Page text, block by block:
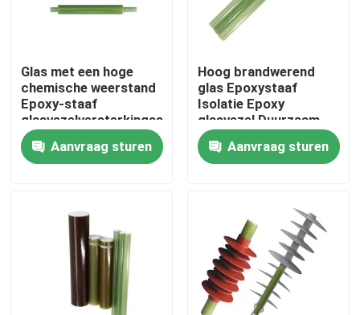
Kwaliteitscontrole
Neem contact met ons op
Vraag een offerte
Spoorinsulator
Glas met een hoge
chemische weerstand
Epoxy-staaf
glasvezelversterkingsstaven
Aanvraag sturen
Hoog brandwerend
glas Epoxystaaf
Isolatie Epoxy
glasvezel Duurzaam
Aanvraag sturen